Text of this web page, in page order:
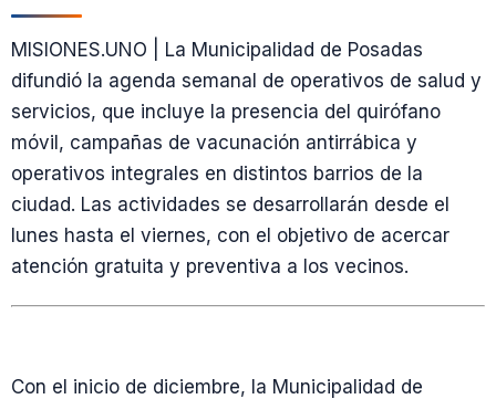
MISIONES.UNO | La Municipalidad de Posadas
difundió la agenda semanal de operativos de salud y
servicios, que incluye la presencia del quirófano
móvil, campañas de vacunación antirrábica y
operativos integrales en distintos barrios de la
ciudad. Las actividades se desarrollarán desde el
lunes hasta el viernes, con el objetivo de acercar
atención gratuita y preventiva a los vecinos.
Con el inicio de diciembre, la Municipalidad de